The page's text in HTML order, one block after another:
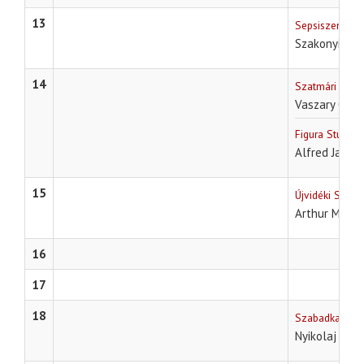
13
Szakonyi
14 Szatmári
Vaszary
Figura Stúdió
Alfred Jarry
15 Újvidéki
Arthur Miller
16
17
18
Szabadkai
Nyikolaj